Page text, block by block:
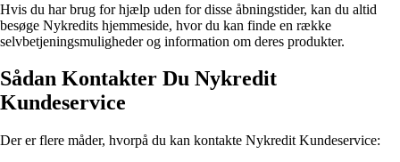
Hvis du har brug for hjælp uden for disse åbningstider, kan du altid
besøge Nykredits hjemmeside, hvor du kan finde en række
selvbetjeningsmuligheder og information om deres produkter.
Sådan Kontakter Du Nykredit
Kundeservice
Der er flere måder, hvorpå du kan kontakte Nykredit Kundeservice: